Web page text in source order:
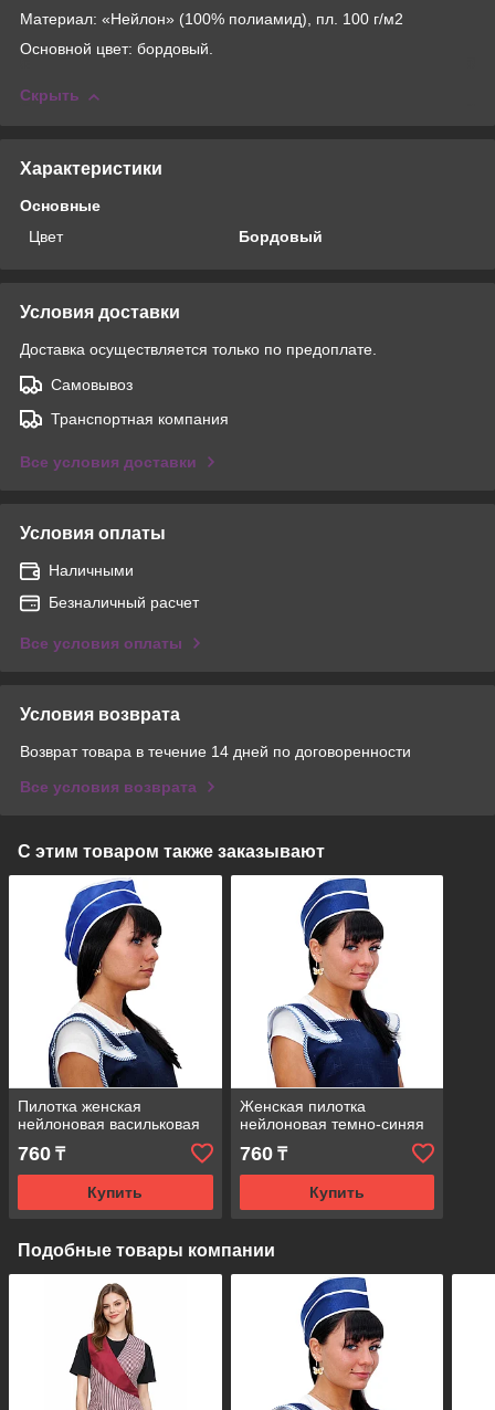
Материал: «Нейлон» (100% полиамид), пл. 100 г/м2
Основной цвет: бордовый.
Скрыть
Характеристики
Основные
Цвет
Бордовый
Условия доставки
Доставка осуществляется только по предоплате.
Самовывоз
Транспортная компания
Все условия доставки
Условия оплаты
Наличными
Безналичный расчет
Все условия оплаты
Условия возврата
Возврат товара в течение 14 дней по договоренности
Все условия возврата
С этим товаром также заказывают
Пилотка женская
нейлоновая васильковая
760 ₸
Купить
Женская пилотка
нейлоновая темно-синяя
760₸
Купить
Подобные товары компании